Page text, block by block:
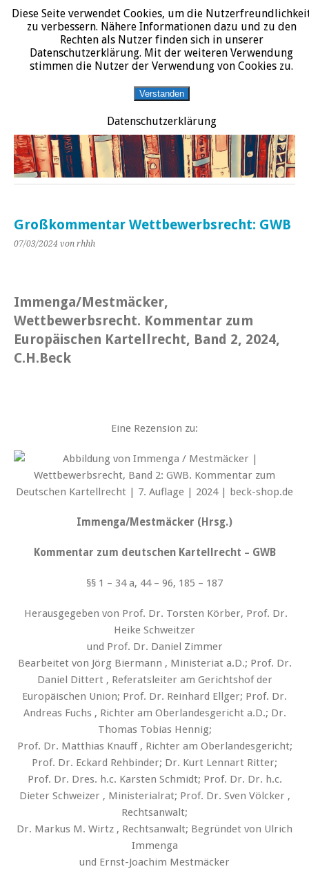
START DATENSCHUTZERKLÄRUNG IMPRESSUM ÜBER JURALIT
JURALIT
Rezensionen juristischer Literatur
Großkommentar Wettbewerbsrecht: GWB
07/03/2024 von rhhh
Immenga/Mestmäcker,
Wettbewerbsrecht. Kommentar zum
Europäischen Kartellrecht, Band 2, 2024,
C.H.Beck
Eine Rezension zu:
Immenga/Mestmäcker (Hrsg.)
Kommentar zum deutschen Kartellrecht – GWB
§§ 1 – 34 a, 44 – 96, 185 – 187
Herausgegeben von Prof. Dr. Torsten Körber, Prof. Dr.
Heike Schweitzer
und Prof. Dr. Daniel Zimmer
Bearbeitet von Jörg Biermann , Ministeriat a.D.; Prof. Dr.
Daniel Dittert , Referatsleiter am Gerichtshof der
Europäischen Union; Prof. Dr. Reinhard Ellger; Prof. Dr.
Andreas Fuchs , Richter am Oberlandesgericht a.D.; Dr.
Thomas Tobias Hennig;
Prof. Dr. Matthias Knauff , Richter am Oberlandesgericht;
Prof. Dr. Eckard Rehbinder; Dr. Kurt Lennart Ritter;
Prof. Dr. Dres. h.c. Karsten Schmidt; Prof. Dr. Dr. h.c.
Dieter Schweizer , Ministerialrat; Prof. Dr. Sven Völcker ,
Rechtsanwalt;
Dr. Markus M. Wirtz , Rechtsanwalt; Begründet von Ulrich
Immenga
und Ernst-Joachim Mestmäcker
Diese Seite verwendet Cookies, um die
zu verbessern. Nähere Informationen dazu und zu den
Rechten als Nutzer finden sich in unserer
Datenschutzerklärung. Mit der weiteren Verwendung
stimmen die Nutzer der Verwendung von Cookies zu.
Verstanden
Datenschutzerklärung